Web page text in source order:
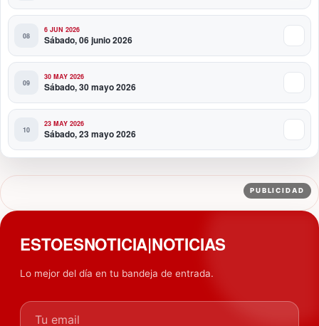
6 JUN 2026
Sábado, 06 junio 2026
30 MAY 2026
Sábado, 30 mayo 2026
23 MAY 2026
Sábado, 23 mayo 2026
PUBLICIDAD
ESTOESNOTICIA|NOTICIAS
Lo mejor del día en tu bandeja de entrada.
Tu email